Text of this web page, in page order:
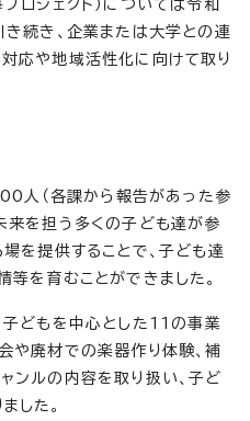
ロジェクト）については令和
き続き、企業または大学との連
応や地域活性化に向けて取り
人（各課から報告があった参
来を担う多くの子ども達が参
場を提供することで、子ども達
等を育むことができました。
子どもを中心とした11の事業
や廃材での楽器作り体験、補
ンルの内容を取り扱い、子ど
した。